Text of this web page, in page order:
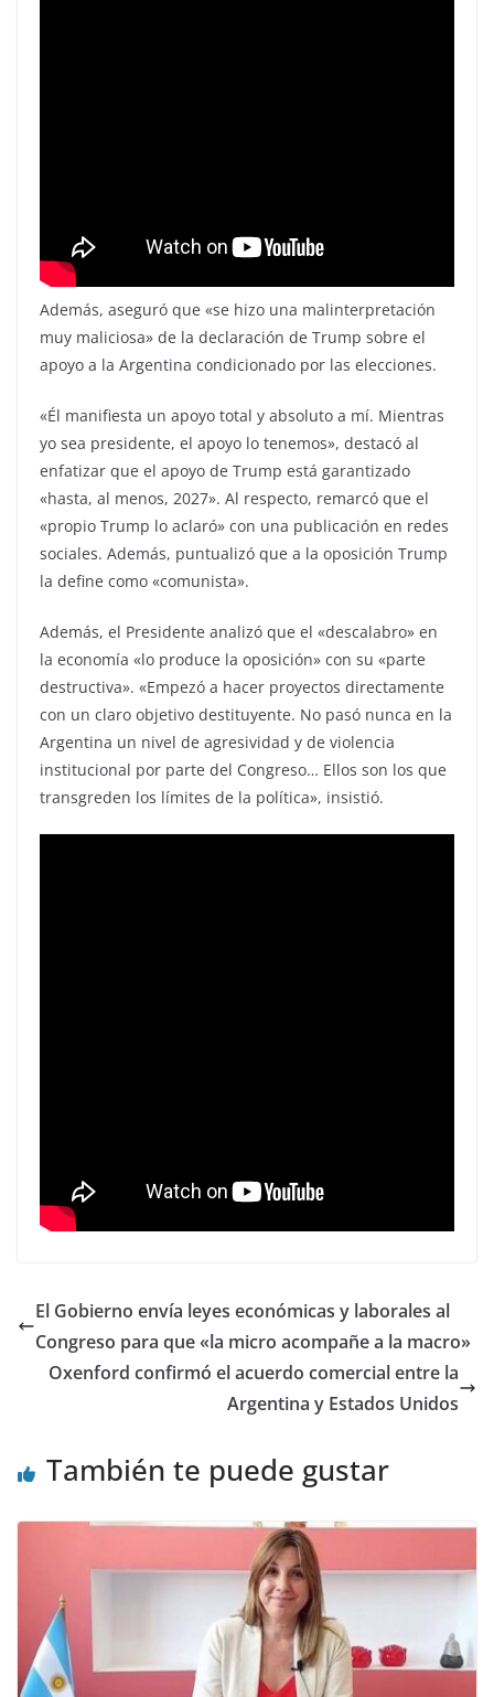
Además, aseguró que «se hizo una malinterpretación
muy maliciosa» de la declaración de Trump sobre el
apoyo a la Argentina condicionado por las elecciones.
«Él manifiesta un apoyo total y absoluto a mí. Mientras
yo sea presidente, el apoyo lo tenemos», destacó al
enfatizar que el apoyo de Trump está garantizado
«hasta, al menos, 2027». Al respecto, remarcó que el
«propio Trump lo aclaró» con una publicación en redes
sociales. Además, puntualizó que a la oposición Trump
la define como «comunista».
Además, el Presidente analizó que el «descalabro» en
la economía «lo produce la oposición» con su «parte
destructiva». «Empezó a hacer proyectos directamente
con un claro objetivo destituyente. No pasó nunca en la
Argentina un nivel de agresividad y de violencia
institucional por parte del Congreso… Ellos son los que
transgreden los límites de la política», insistió.
El Gobierno envía leyes económicas y laborales al
Congreso para que «la micro acompañe a la macro»
Oxenford confirmó el acuerdo comercial entre la
Argentina y Estados Unidos
También te puede gustar